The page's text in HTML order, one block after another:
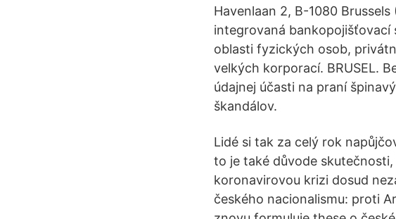
Havenlaan 2, B-1080
integrovaná bankopojišťovací
oblasti fyzických osob,
velkých korporací. BRUSEL.
údajnej účasti na praní
škandálov.
Lidé si tak za celý rok
to je také důvode
koronavirovou krizi dosud
českého nacionalismu: proti